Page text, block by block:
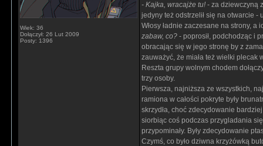
Wiek: 36
Dołączył: 26 Lut 2009
Posty: 1396
- Kajka, wracajże tu! - za dziewczyną
jedyny też odstrzelił się na otwarcie -
Włosy ładnie zaczesane na strony, a
zabaw, co? - poprosił, podchodząc i
obracając się w jego stronę by z
zauważyć, że miała też wielki plecak
Reszta grupy wolnym chodem
trzy osoby.
Pierwsza, najniższa ze wszystkich,
ramiona w całości pokryte były
skrzydła, choć zdecydowanie
siorbiąc coś podczas przygladania
przypominały. Były zdecydowanie
Czymś, co było dziwna krzyżówką